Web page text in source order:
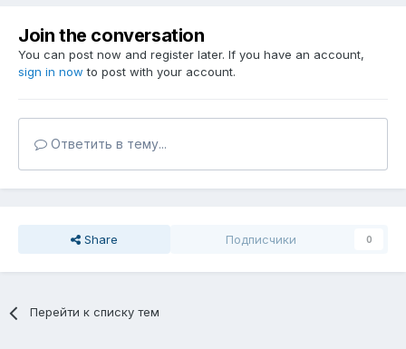
Join the conversation
You can post now and register later. If you have an account,
sign in now to post with your account.
Ответить в тему...
Share Подписчики 0
Перейти к списку тем